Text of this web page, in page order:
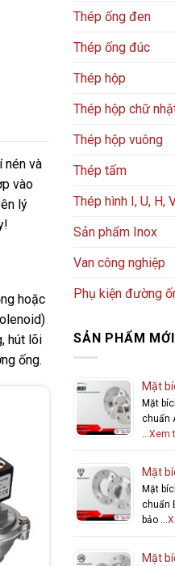
nén và
vào
lý
hoặc
hút lõi
ống.
Thép ống đen
Thép ống đúc
Thép hộp
Thép hộp chữ
Thép hộp vuông
Thép tấm
Thép hình I, U, H,
Sản phẩm Inox
Van công nghiệp
Phụ kiện đường
SẢN PHẨM MỚI
Mặt
Mặt
chuẩn
…Xem
Mặt
Mặt
chuẩn
bảo …
Mặt